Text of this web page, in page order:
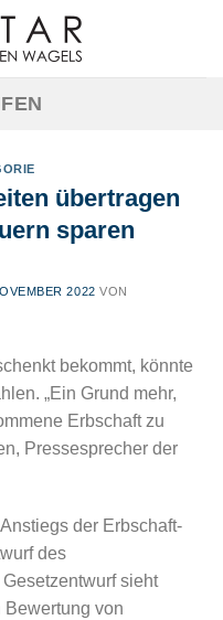
übertragen
sparen
2022 VON
bekommt, könnte
„Ein Grund mehr,
Erbschaft zu
Pressesprecher der
der Erbschaft-
des
sieht
von